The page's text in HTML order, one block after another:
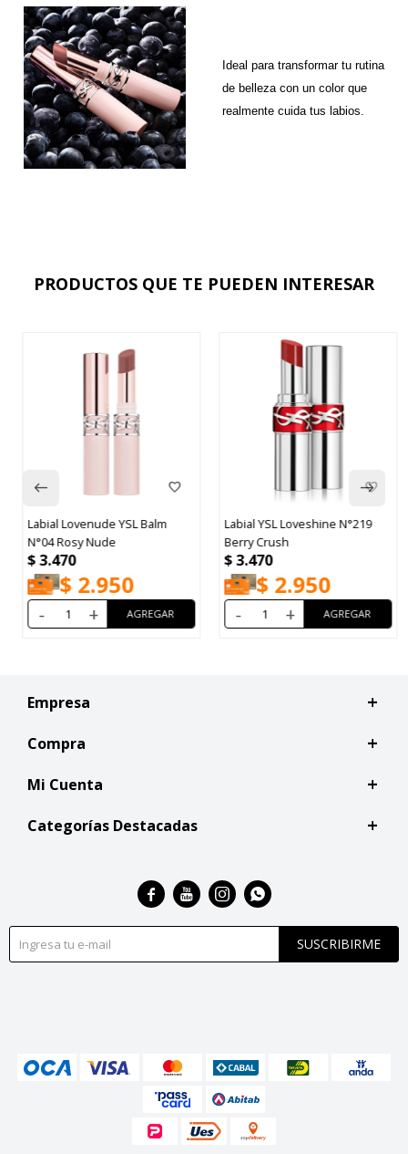
Ideal para transformar tu rutina
de belleza con un color que
realmente cuida tus labios.
PRODUCTOS QUE TE PUEDEN INTERESAR
Labial Lovenude YSL Balm
N°04 Rosy Nude
$3.470
$ 2.950
- +
Labial YSL Loveshine N°219
Berry Crush
$3.470
$ 2.950
- +
Empresa
Compra
Mi Cuenta
Categorías Destacadas
SUSCRIBIRME
   